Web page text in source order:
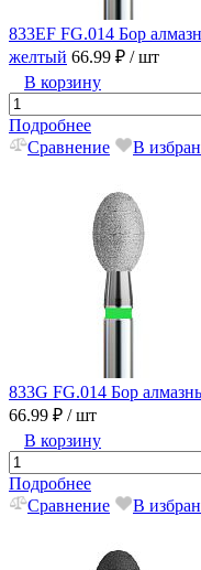
833EF FG.014 Бор
желтый 66.99 ₽ / шт
В корзину
Подробнее
Сравнение
В
833G FG.014 Бор
66.99 ₽ / шт
В корзину
Подробнее
Сравнение
В